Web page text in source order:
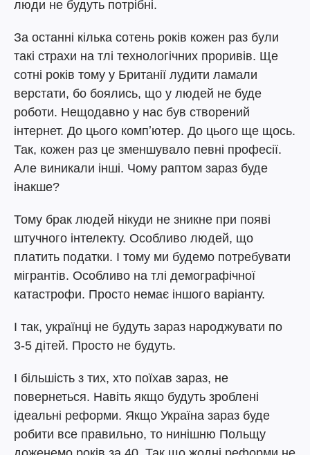
люди не будуть потрібні.
За останні кілька сотень років кожен раз були
такі страхи на тлі технологічних проривів. Ще
сотні років тому у Британії лудити ламали
верстати, бо боялись, що у людей не буде
роботи. Нещодавно у нас був створений
інтернет. До цього компʼютер. До цього ще щось.
Так, кожен раз це зменшувало певні професії.
Але виникали інші. Чому раптом зараз буде
інакше?
Тому брак людей нікуди не зникне при появі
штучного інтелекту. Особливо людей, що
платить податки. І тому ми будемо потребувати
мігрантів. Особливо на тлі демографічної
катастрофи. Просто немає іншого варіанту.
І так, українці не будуть зараз народжувати по
3-5 дітей. Просто не будуть.
І більшість з тих, хто поїхав зараз, не
повернеться. Навіть якщо будуть зроблені
ідеальні реформи. Якщо Україна зараз буде
робити все правильно, то нинішню Польщу